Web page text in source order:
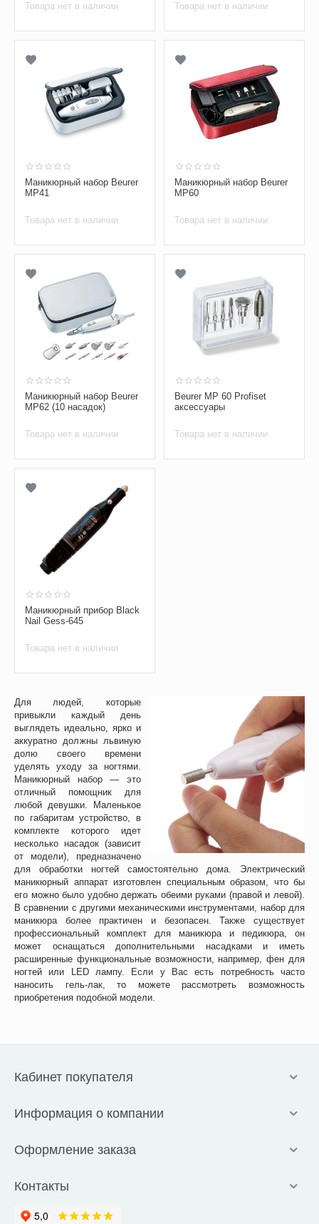
Для людей, которые
привыкли каждый день
выглядеть идеально, ярко и
аккуратно должны львиную
долю своего времени
уделять уходу за ногтями.
Маникюрный набор — это
отличный помощник для
любой девушки. Маленькое
по габаритам устройство, в
комплекте которого идет
несколько насадок (зависит
от модели), предназначено
для обработки ногтей самостоятельно дома. Электрический
маникюрный аппарат изготовлен специальным образом, что бы
его можно было удобно держать обеими руками (правой и левой).
В сравнении с другими механическими инструментами, набор для
маникюра более практичен и безопасен. Также существует
профессиональный комплект для маникюра и педикюра, он
может оснащаться дополнительными насадками и иметь
расширенные функциональные возможности, например, фен для
ногтей или LED лампу. Если у Вас есть потребность часто
наносить гель-лак, то можете рассмотреть возможность
приобретения подобной модели.
Товара нет в наличии Товара нет в наличии
Маникюрный набор Beurer
MP41
Товара нет в наличии
Маникюрный набор Beurer
MP60
Товара нет в наличии
Маникюрный набор Beurer
MP62 (10 насадок)
Товара нет в наличии
Beurer MP 60 Profiset
аксессуары
Товара нет в наличии
Маникюрный прибор Black
Nail Gess-645
Товара нет в наличии
Кабинет покупателя
Информация о компании
Оформление заказа
Контакты